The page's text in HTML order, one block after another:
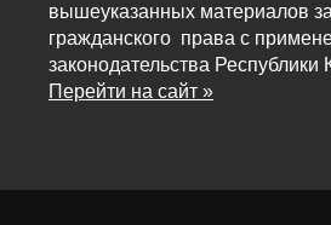
вышеуказанных материалов
гражданского права с
законодательства Республики
Перейти на сайт »